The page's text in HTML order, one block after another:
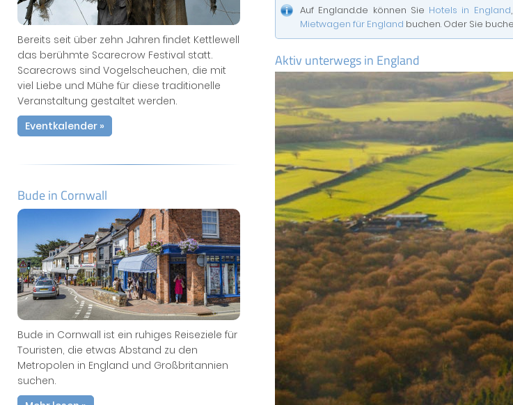
Bereits seit über zehn Jahren findet Kettlewell
das berühmte Scarecrow Festival statt.
Scarecrows sind Vogelscheuchen, die mit
viel Liebe und Mühe für diese traditionelle
Veranstaltung gestaltet werden.
Eventkalender »
Bude in Cornwall
Bude in Cornwall ist ein ruhiges Reiseziele für
Touristen, die etwas Abstand zu den
Metropolen in England und Großbritannien
suchen.
Auf England.de können Sie Hotels in England,
Mietwagen für England buchen. Oder Sie
Aktiv unterwegs in England